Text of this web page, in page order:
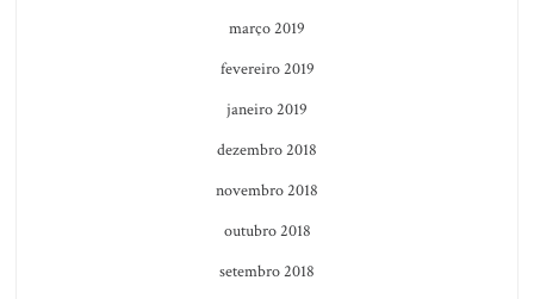
março 2019
fevereiro 2019
janeiro 2019
dezembro 2018
novembro 2018
outubro 2018
setembro 2018